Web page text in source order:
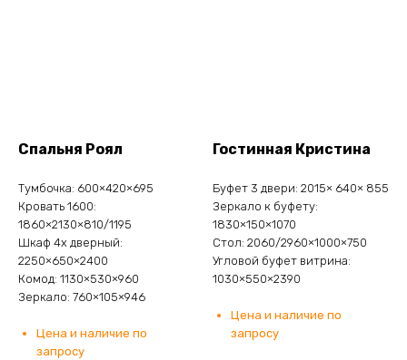
Спальня Роял
Тумбочка: 600×420×695
Кровать 1600:
1860×2130×810/1195
Шкаф 4х дверный:
2250×650×2400
Комод: 1130×530×960
Зеркало: 760×105×946
Цена и наличие по
запросу
Гостинная Кристина
Буфет 3 двери: 2015× 640× 855
Зеркало к буфету:
1830×150×1070
Стол: 2060/2960×1000×750
Угловой буфет витрина:
1030×550×2390
Цена и наличие по
запросу